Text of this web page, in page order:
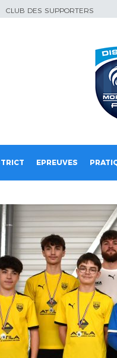
CLUB DES SUPPORTERS
EPREUVES